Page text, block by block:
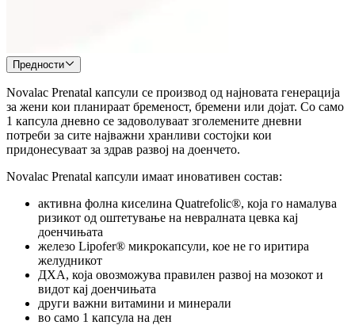
Предности
Novalac Prenatal капсули се производ од најновата генерација
за жени кои планираат бременост, бремени или дојат. Со само
1 капсула дневно се задоволуваат зголемените дневни
потреби за сите најважни хранливи состојки кои
придонесуваат за здрав развој на доенчето.
Novalac Prenatal капсули имаат иновативен состав:
активна фолна киселина Quatrefolic®, којa го намалува
ризикот од оштетување на невралната цевка кај
доенчињата
железо Lipofer® микрокапсули, кое не го иритира
желудникот
ДХА, која овозможува правилен развој на мозокот и
видот кај доенчињата
други важни витамини и минерали
во само 1 капсула на ден